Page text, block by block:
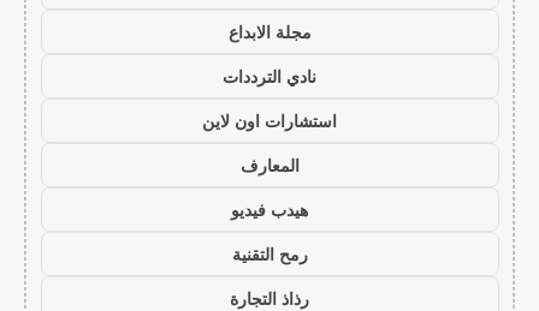
مجلة الابداع
نادي الترددات
استشارات اون لاين
المعارف
هيدب فيديو
رمح التقنية
رذاذ التجارة